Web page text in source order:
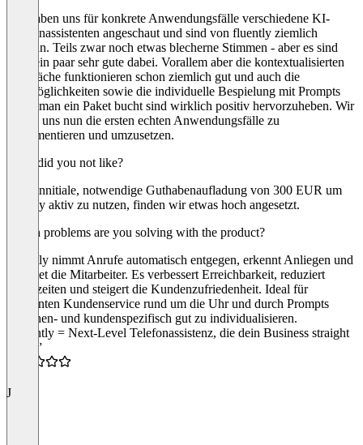
Wir haben uns für konkrete Anwendungsfälle verschiedene KI-
Telefonassistenten angeschaut und sind von fluently ziemlich
angetan. Teils zwar noch etwas blecherne Stimmen - aber es sind
auch ein paar sehr gute dabei. Vorallem aber die kontextualisierten
Gespräche funktionieren schon ziemlich gut und auch die
Testmöglichkeiten sowie die individuelle Bespielung mit Prompts
bevor man ein Paket bucht sind wirklich positiv hervorzuheben. Wir
freuen uns nun die ersten echten Anwendungsfälle zu
implementieren und umzusetzen.
What did you not like?
- Die innitiale, notwendige Guthabenaufladung von 300 EUR um
fluently aktiv zu nutzen, finden wir etwas hoch angesetzt.
Which problems are you solving with the product?
Fluently nimmt Anrufe automatisch entgegen, erkennt Anliegen und
entlastet die Mitarbeiter. Es verbessert Erreichbarkeit, reduziert
Wartezeiten und steigert die Kundenzufriedenheit. Ideal für
effizienten Kundenservice rund um die Uhr und durch Prompts
branchen- und kundenspezifisch gut zu individualisieren.
“Fluently = Next-Level Telefonassistenz, die dein Business straight
rockt!”
J